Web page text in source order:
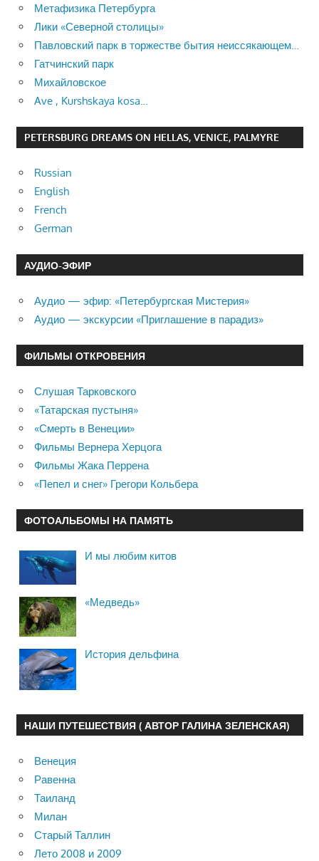
Метафизика Петербурга
Лики «Северной столицы»
Павловский парк в торжестве бытия неиссякающем…
Гатчинский парк
Михайловское
Ave , Kurshskaya kosa…
PETERSBURG DREAMS ON HELLAS, VENICE, PALMYRE
Russian
English
French
German
АУДИО-ЭФИР
Аудио — эфир: «Петербургская Мистерия»
Аудио — экскурсии «Приглашение в парадиз»
ФИЛЬМЫ ОТКРОВЕНИЯ
Слушая Тарковского
«Татарская пустыня»
«Смерть в Венеции»
Фильмы Вернера Херцога
Фильмы Жака Перрена
«Пепел и снег» Грегори Кольбера
ФОТОАЛЬБОМЫ НА ПАМЯТЬ
И мы любим китов
«Медведь»
История дельфина
НАШИ ПУТЕШЕСТВИЯ ( АВТОР ГАЛИНА ЗЕЛЕНСКАЯ)
Венеция
Равенна
Таиланд
Милан
Старый Таллин
Лето 2008 и 2009